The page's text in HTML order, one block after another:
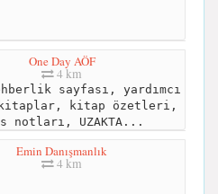
One Day AÖF
4 km
sayfası, yardımcı
kitaplar, kitap özetleri,
notları, UZAKTA...
Emin Danışmanlık
4 km